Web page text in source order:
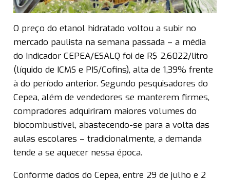
O preço do etanol hidratado voltou a subir no
mercado paulista na semana passada – a média
do Indicador CEPEA/ESALQ foi de R$ 2,6022/litro
(líquido de ICMS e PIS/Cofins), alta de 1,39% frente
à do período anterior. Segundo pesquisadores do
Cepea, além de vendedores se manterem firmes,
compradores adquiriram maiores volumes do
biocombustível, abastecendo-se para a volta das
aulas escolares – tradicionalmente, a demanda
tende a se aquecer nessa época.
Conforme dados do Cepea, entre 29 de julho e 2